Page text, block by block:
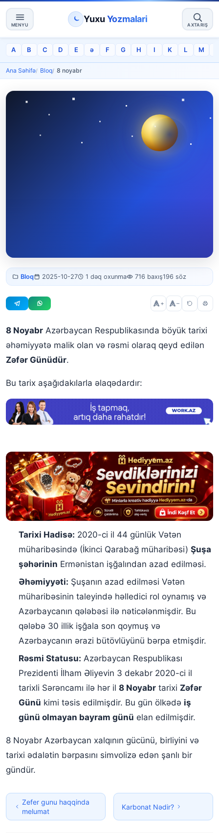
MENYU
Yuxu Yozmalari
AXTARIŞ
A B C D E ə F G H I K L M
Ana Səhifə Bloq 8 noyabr​
8
noyabr​
Bloq 2025-10-27 1 dəq oxunma 716 baxış196 söz
+ –
8 Noyabr Azərbaycan Respublikasında böyük tarixi
əhəmiyyətə malik olan və rəsmi olaraq qeyd edilən
Zəfər Günüdür.
Bu tarix aşağıdakılarla əlaqədardır:
Tarixi Hadisə: 2020-ci il 44 günlük Vətən
müharibəsində (İkinci Qarabağ müharibəsi) Şuşa
şəhərinin Ermənistan işğalından azad edilməsi.
Əhəmiyyəti: Şuşanın azad edilməsi Vətən
müharibəsinin taleyində həlledici rol oynamış və
Azərbaycanın qələbəsi ilə nəticələnmişdir. Bu
qələbə 30 illik işğala son qoymuş və
Azərbaycanın ərazi bütövlüyünü bərpa etmişdir.
Rəsmi Statusu: Azərbaycan Respublikası
Prezidenti İlham Əliyevin 3 dekabr 2020-ci il
tarixli Sərəncamı ilə hər il 8 Noyabrtarixi Zəfər
Günü kimi təsis edilmişdir. Bu gün ölkədə iş
günü olmayan bayram günü elan edilmişdir.
8 Noyabr Azərbaycan xalqının gücünü, birliyini və
tarixi ədalətin bərpasını simvolizə edən şanlı bir
gündür.
Zefer gunu haqqinda
melumat
Karbonat Nədir?